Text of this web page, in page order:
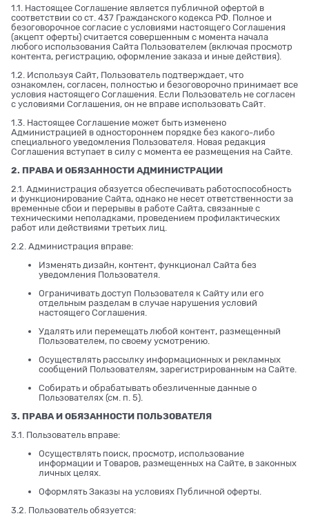
1.1. Настоящее Соглашение является публичной офертой в
соответствии со ст. 437 Гражданского кодекса РФ. Полное и
безоговорочное согласие с условиями настоящего Соглашения
(акцепт оферты) считается совершенным с момента начала
любого использования Сайта Пользователем (включая просмотр
контента, регистрацию, оформление заказа и иные действия).
1.2. Используя Сайт, Пользователь подтверждает, что
ознакомлен, согласен, полностью и безоговорочно принимает все
условия настоящего Соглашения. Если Пользователь не согласен
с условиями Соглашения, он не вправе использовать Сайт.
1.3. Настоящее Соглашение может быть изменено
Администрацией в одностороннем порядке без какого-либо
специального уведомления Пользователя. Новая редакция
Соглашения вступает в силу с момента ее размещения на Сайте.
2. ПРАВА И ОБЯЗАННОСТИ АДМИНИСТРАЦИИ
2.1. Администрация обязуется обеспечивать работоспособность
и функционирование Сайта, однако не несет ответственности за
временные сбои и перерывы в работе Сайта, связанные с
техническими неполадками, проведением профилактических
работ или действиями третьих лиц.
2.2. Администрация вправе:
Изменять дизайн, контент, функционал Сайта без
уведомления Пользователя.
Ограничивать доступ Пользователя к Сайту или его
отдельным разделам в случае нарушения условий
настоящего Соглашения.
Удалять или перемещать любой контент, размещенный
Пользователем, по своему усмотрению.
Осуществлять рассылку информационных и рекламных
сообщений Пользователям, зарегистрированным на Сайте.
Собирать и обрабатывать обезличенные данные о
Пользователях (см. п. 5).
3. ПРАВА И ОБЯЗАННОСТИ ПОЛЬЗОВАТЕЛЯ
3.1. Пользователь вправе:
Осуществлять поиск, просмотр, использование
информации и Товаров, размещенных на Сайте, в законных
личных целях.
Оформлять Заказы на условиях Публичной оферты.
3.2. Пользователь обязуется: